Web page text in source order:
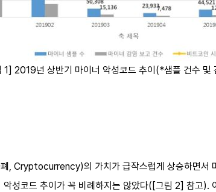
1] 2019년 상반기 마이너 악성코드 추이(*샘플 건수 및
, Cryptocurrency)의 가치가 급작스럽게 상승하면서
성코드 추이가 꼭 비례하지는 않았다([그림 2] 참고).